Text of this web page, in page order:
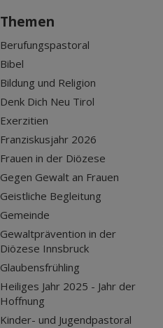
Themen
Berufungspastoral
Bibel
Bildung und Religion
Denk Dich Neu Tirol
Exerzitien
Franziskusjahr 2026
Frauen in der Diözese
Gegen Gewalt an Frauen
Geistliche Begleitung
Gemeinde
Gewaltprävention in der
Diözese Innsbruck
Glaubensfrühling
Heiliges Jahr 2025 - Jahr der
Hoffnung
Kinder- und Jugendpastoral